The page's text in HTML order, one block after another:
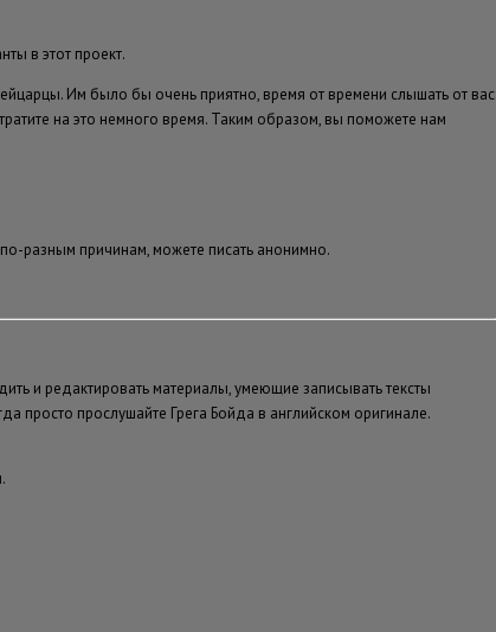
в этот проект.
Им было бы очень приятно, время от времени слышать от вас
на это немного время. Таким образом, вы поможете нам
разным причинам, можете писать анонимно.
и редактировать материалы, умеющие записывать тексты
просто прослушайте Грега Бойда в английском оригинале.